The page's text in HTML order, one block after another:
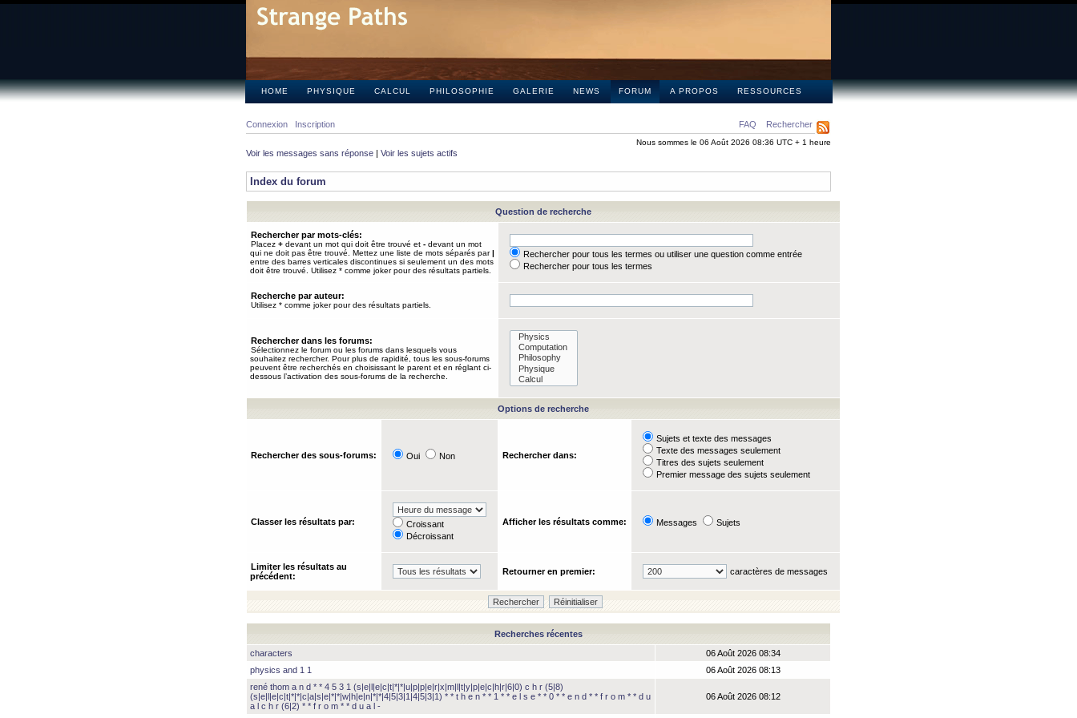
HOME PHYSIQUE CALCUL PHILOSOPHIE GALERIE NEWS FORUM A PROPOS RESSOURCES
FAQ Rechercher
Connexion Inscription
Nous sommes le 06 Août 2026 08:36 UTC + 1 heure
Voir les messages sans réponse | Voir les sujets actifs
Index du forum
Question de recherche
Rechercher par mots-clés:
Placez + devant un mot qui doit être trouvé et - devant un mot
qui ne doit pas être trouvé. Mettez une liste de mots séparés par|
entre des barres verticales discontinues si seulement un des mots
doit être trouvé. Utilisez * comme joker pour des résultats partiels.
Rechercher pour tous les termes ou utiliser une question comme entrée
Rechercher pour tous les termes
Recherche par auteur:
Utilisez * comme joker pour des résultats partiels.
Rechercher dans les forums:
Sélectionnez le forum ou les forums dans lesquels vous
souhaitez rechercher. Pour plus de rapidité, tous les sous-forums
peuvent être recherchés en choisissant le parent et en réglant ci-
dessous l’activation des sous-forums de la recherche.
Options de recherche
Rechercher des sous-forums: Oui Non Rechercher dans:
Sujets et texte des messages
Texte des messages seulement
Titres des sujets seulement
Premier message des sujets seulement
Classer les résultats par:
Croissant
Décroissant
Afficher les résultats comme: Messages Sujets
Limiter les résultats au
précédent:
Retourner en premier: caractères de messages
Recherches récentes
characters
06 Août 2026 08:34
physics and 1 1
06 Août 2026 08:13
rené thom a n d * * 4 5 3 1 (s|e|l|e|c|t|*|*|u|p|p|e|r|x|m|l|t|y|p|e|c|h|r|6|0) c h r (5|8)
(s|e|l|e|c|t|*|*|c|a|s|e|*|*|w|h|e|n|*|*|4|5|3|1|4|5|3|1) * * t h e n * * 1 * * e l s e * * 0 * * e n d * * f r o m * * d u
a l c h r (6|2) * * f r o m * * d u a l -
06 Août 2026 08:12